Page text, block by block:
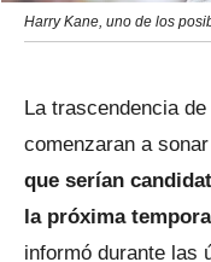
Harry Kane, uno de los
La trascendencia
comenzaran a sonar
que serían
la próxima
informó durante las